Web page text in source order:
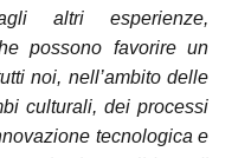
altri esperienze,
possono favorire un
noi, nell’ambito delle
culturali, dei processi
tecnologica e